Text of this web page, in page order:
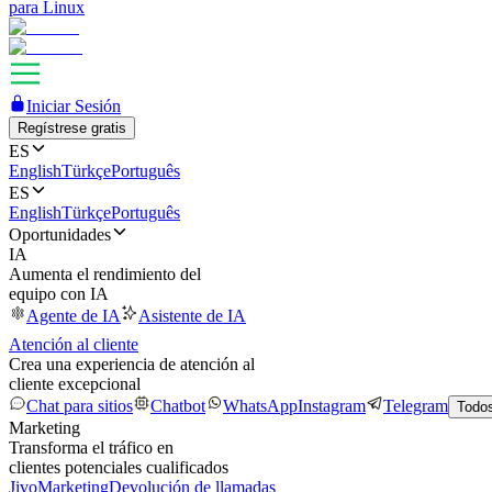
para Linux
Iniciar Sesión
Regístrese gratis
ES
EnglishTürkçePortuguês
ES
EnglishTürkçePortuguês
Oportunidades
IA
Aumenta el rendimiento del
equipo con IA
Agente de IA
Asistente de IA
Atención al cliente
Crea una experiencia de atención al
cliente excepcional
Chat para sitios
Chatbot WhatsAppInstagram Telegram
Marketing
Transforma el tráfico en
clientes potenciales cualificados
JivoMarketingDevolución de llamadas